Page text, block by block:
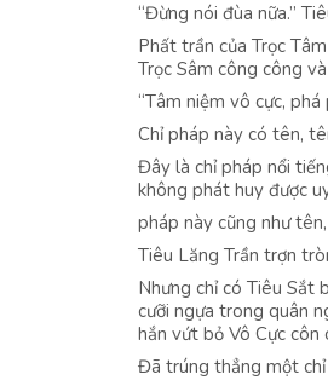
“Đừng nói đùa nữa.”
Phất trần của Trọc
Trọc Sâm công công
“Tâm niệm vô cực,
Chỉ pháp này có tên,
Đây là chỉ pháp nổi
không phát huy được
pháp này cũng như
Tiêu Lăng Trần trợn
Nhưng chỉ có Tiêu Sắt
cưỡi ngựa trong quân
hắn vứt bỏ Vô Cực côn
Đã trúng thẳng một chỉ